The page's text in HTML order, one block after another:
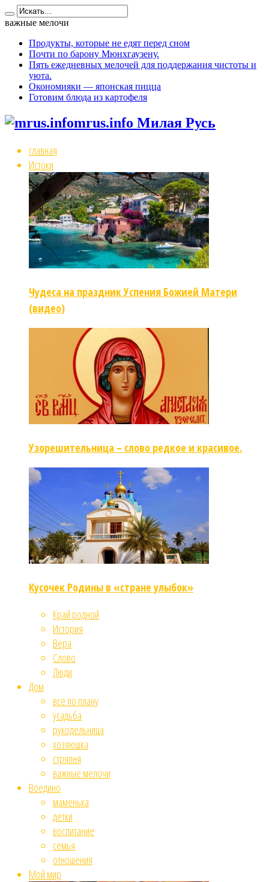
важные мелочи
Продукты, которые не едят перед сном
Почти по барону Мюнхгаузену.
Пять ежедневных мелочей для поддержания чистоты и
уюта.
Окономияки — японская пицца
Готовим блюда из картофеля
mrus.info Милая Русь
главная
Истоки
Чудеса на праздник Успения Божией Матери
(видео)
Узорешительница – слово редкое и красивое.
Кусочек Родины в «стране улыбок»
Край родной
История
Вера
Слово
Люди
Дом
все по плану
усадьба
рукодельница
хозяюшка
стряпня
важные мелочи
Воедино
маменька
детки
воспитание
семья
отношения
Мой мир